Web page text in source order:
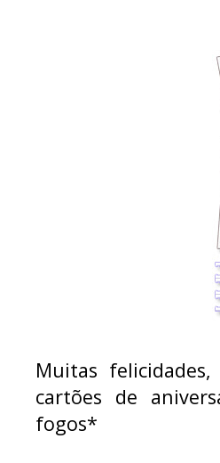
Muitas
cartões de
fogos*